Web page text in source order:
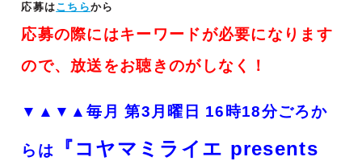
応募はこちらから
応募の際にはキーワードが必要になります
ので、放送をお聴きのがしなく！
▼▲▼▲毎月 第3月曜日 16時18分ごろか
らは
『コヤマミライエ presents